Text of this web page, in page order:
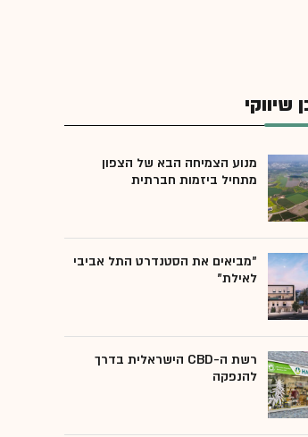
שיווקי
מנוע הצמיחה הבא של הצפון
מתחיל ביזמות חברתית
"מביאים את הסטנדרט התל אביבי
לאילת"
רשת ה-CBD הישראלית בדרך
להנפקה